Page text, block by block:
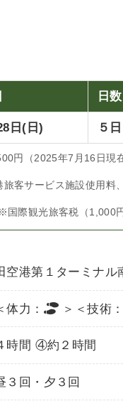
日数
日(日) ５
円（2025年7月16日現
客サービス施設使用
※国際観光旅客税（1,000
空港第１ターミナル
体力： ＞＜技術
時間 ④約２時間
３回・夕３回